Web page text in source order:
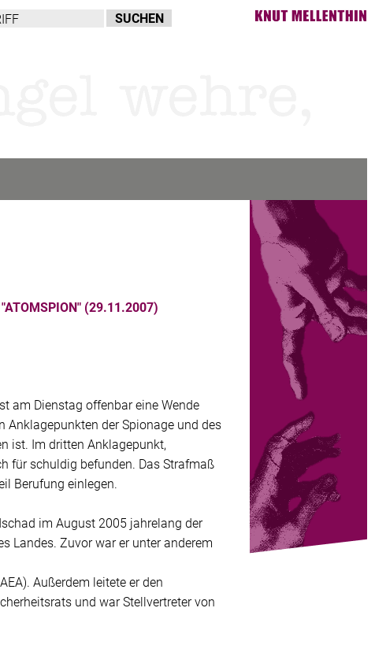
(29.11.2007)
am Dienstag offenbar eine Wende
Anklagepunkten der Spionage und des
ist. Im dritten Anklagepunkt,
für schuldig befunden. Das Strafmaß
Berufung einlegen.
im August 2005 jahrelang der
Landes. Zuvor war er unter anderem
Außerdem leitete er den
und war Stellvertreter von